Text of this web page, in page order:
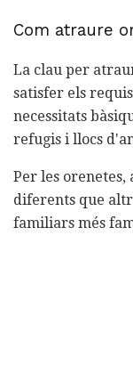
Com atraure
La clau per
satisfer els
necessitats
refugis i llocs
Per les orenetes,
diferents que
familiars més